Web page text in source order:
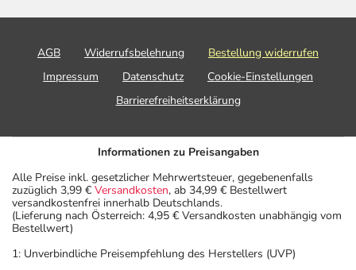
AGB Widerrufsbelehrung
Bestellung widerrufen
Impressum
Datenschutz
Cookie-Einstellungen
Barrierefreiheitserklärung
Informationen zu Preisangaben
Alle Preise inkl. gesetzlicher Mehrwertsteuer, gegebenenfalls
zuzüglich 3,99 € Versandkosten, ab 34,99 € Bestellwert
versandkostenfrei innerhalb Deutschlands.
(Lieferung nach Österreich: 4,95 € Versandkosten unabhängig vom
Bestellwert)
1: Unverbindliche Preisempfehlung des Herstellers (UVP)